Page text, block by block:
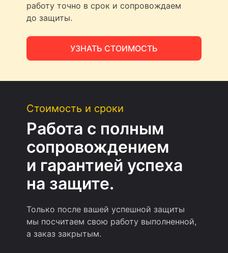
работу точно в срок и сопровождаем
до защиты.
УЗНАТЬ СТОИМОСТЬ
Стоимость и сроки
Работа с полным
сопровождением
и гарантией успеха
на защите.
Только после вашей успешной защиты
мы посчитаем свою работу выполненной,
а заказ закрытым.